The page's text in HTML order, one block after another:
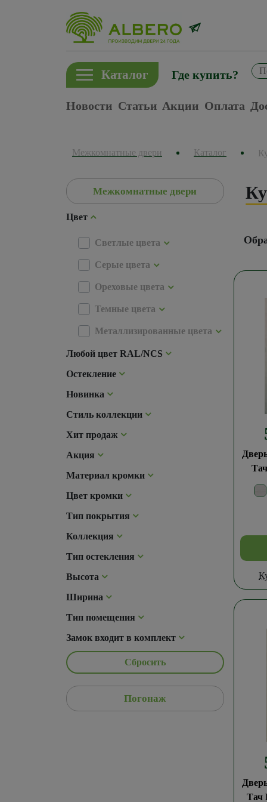
Каталог Где купить?
Новости Статьи Акции Оплата
Межкомнатные двери Каталог
Межкомнатные двери
Цвет
Светлые цвета
Серые цвета
Ореховые цвета
Темные цвета
Металлизированные цвета
Любой цвет RAL/NCS
Остекление
Новинка
Стиль коллекции
Хит продаж
Акция
Материал кромки
Цвет кромки
Тип покрытия
Коллекция
Тип остекления
Высота
Ширина
Тип помещения
Замок входит в комплект
Сбросить
Погонаж
Тач